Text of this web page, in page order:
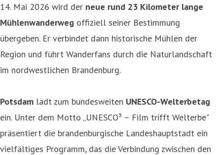
14. Mai 2026 wird der neue rund 23 Kilometer lange
Mühlenwanderweg offiziell seiner Bestimmung
übergeben. Er verbindet dann historische Mühlen der
Region und führt Wanderfans durch die Naturlandschaft
im nordwestlichen Brandenburg.
Potsdam lädt zum bundesweiten UNESCO-Welterbetag
ein. Unter dem Motto „UNESCO³ – Film trifft Welterbe"
präsentiert die brandenburgische Landeshauptstadt ein
vielfältiges Programm, das die Verbindung zwischen den